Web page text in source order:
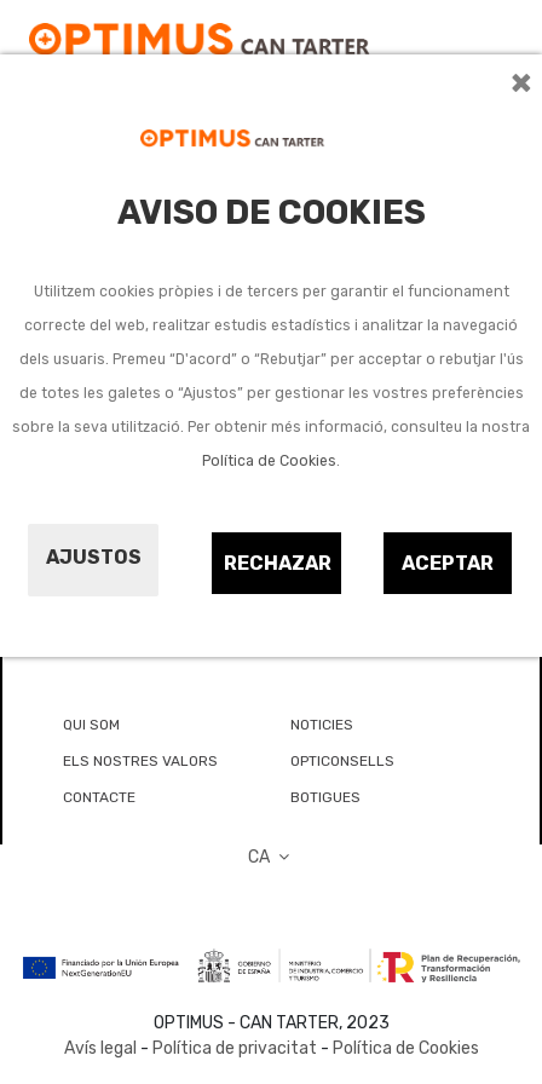
×
AVISO DE COOKIES
Utilitzem cookies pròpies i de tercers per garantir el funcionament
correcte del web, realitzar estudis estadístics i analitzar la navegació
dels usuaris. Premeu “D'acord” o “Rebutjar” per acceptar o rebutjar l'ús
de totes les galetes o “Ajustos” per gestionar les vostres preferències
sobre la seva utilització. Per obtenir més informació, consulteu la nostra
Política de Cookies
AJUSTOS ACEPTAR
RECHAZAR
materials
No s'han trobat productes amb aquesta cerca.
QUI SOM NOTICIES
ELS NOSTRES VALORS OPTICONSELLS
CONTACTE BOTIGUES
CA
OPTIMUS - CAN TARTER, 2023
Avís legal - Política de privacitat - Política de Cookies